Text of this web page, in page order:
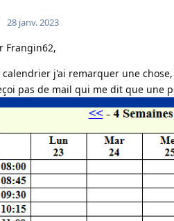
28 janv. 2023
Frangin62,
j'ai remarquer une
pas de mail qui me dit que une